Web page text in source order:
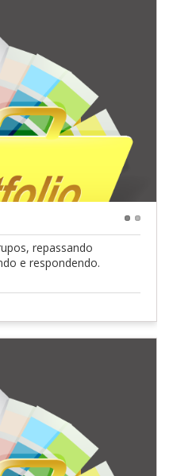
repassando
e respondendo.